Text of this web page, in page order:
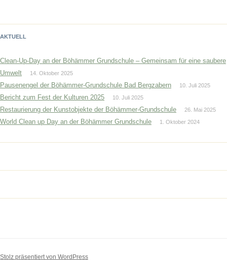
AKTUELL
Clean-Up-Day an der Böhämmer Grundschule – Gemeinsam für eine saubere
Umwelt
14. Oktober 2025
Pausenengel der Böhämmer-Grundschule Bad Bergzabern 10. Juli 2025
Bericht zum Fest der Kulturen 2025 10. Juli 2025
Restaurierung der Kunstobjekte der Böhämmer-Grundschule 26. Mai 2025
World Clean up Day an der Böhämmer Grundschule 1. Oktober 2024
Stolz präsentiert von WordPress